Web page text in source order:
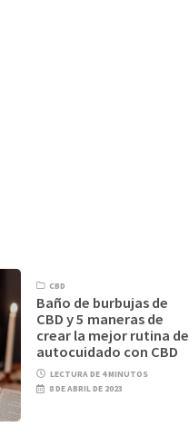
CBD
Baño de burbujas de
CBD y 5 maneras de
crear la mejor rutina de
autocuidado con CBD
LECTURA DE 4 MINUTOS
8 DE ABRIL DE 2023